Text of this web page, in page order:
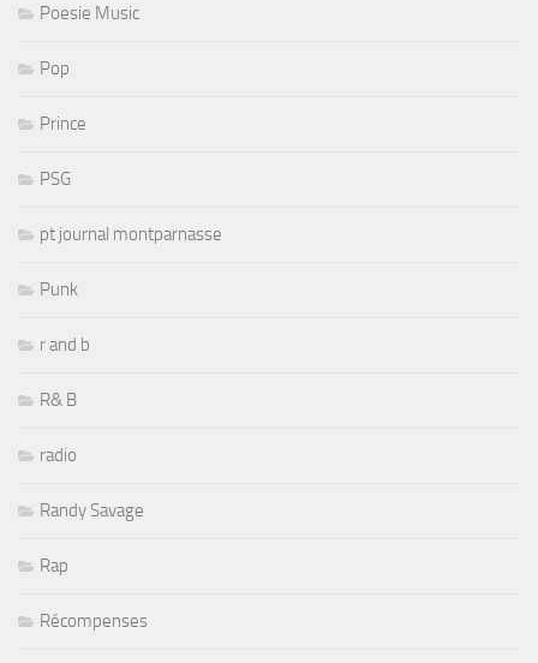
Poesie Music
Pop
Prince
PSG
pt journal montparnasse
Punk
r and b
R& B
radio
Randy Savage
Rap
Récompenses